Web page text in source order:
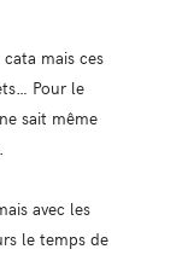
mais ces
Pour le
sait même
avec les
le temps de